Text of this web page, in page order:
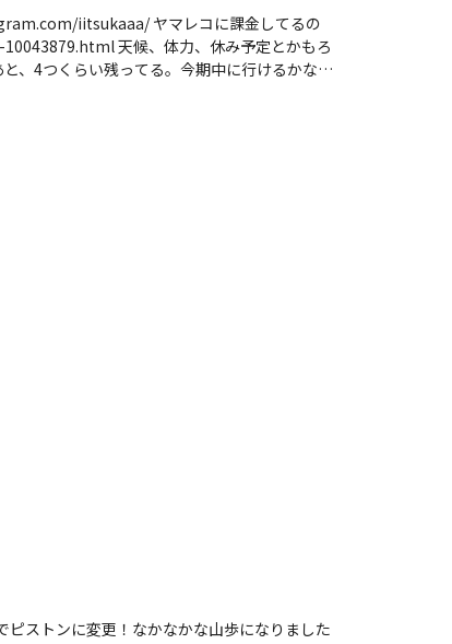
休み予定とかもろ
、4つくらい残ってる。今期中に行けるかなぁ
黒山から神峰山から御
ど 2時間半くらいかかった22kmくらい チャ
ストンに変更！なかなかな山歩になりました